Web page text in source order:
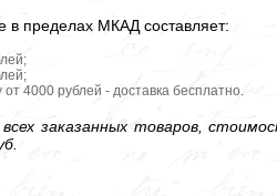
в пределах МКАД составляет:
4000 рублей - доставка бесплатно.
заказанных товаров,